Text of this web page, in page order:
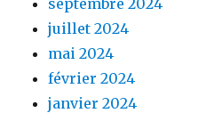
juillet 2024
mai 2024
février 2024
janvier 2024